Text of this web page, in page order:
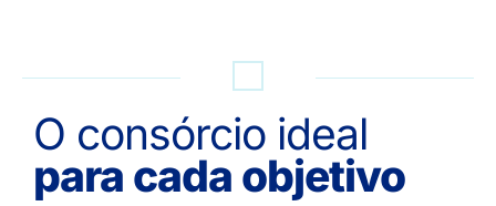
O consórcio ideal
para cada objetivo